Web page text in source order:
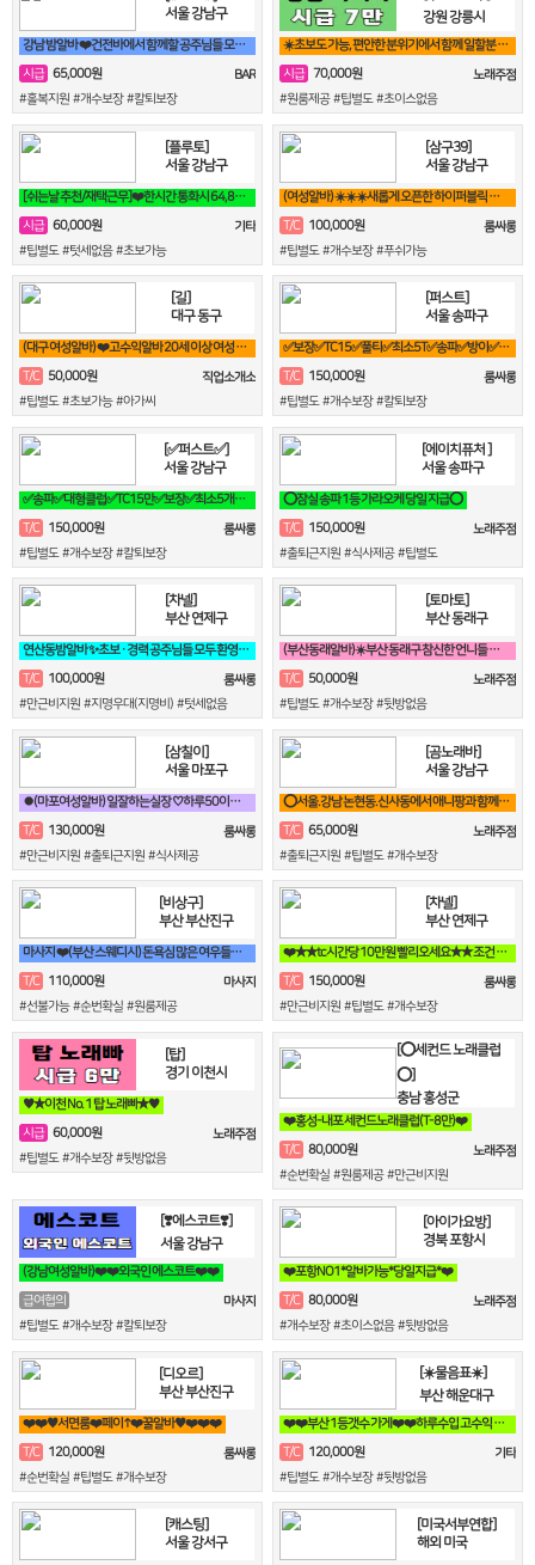
서울 강남구
강남 밤알바 ❤️건전바에서 함께할 공주님들 모집합니다❤️
시급 65,000원
BAR
#홀복지원 #개수보장 #칼퇴보장
강원 강릉시
☀️초보도 가능, 편안한 분위기에서 함께 일할분 찾습니다☀️
시급 70,000원
노래주점
#원룸제공 #팁별도 #초이스없음
[플루토]
서울 강남구
[쉬는날 추천/재택근무]❤️한시간 통화시 64,800원❤️당일지급❤️영상
시급 60,000원
기타
#팁별도 #텃세없음 #초보가능
[삼구39]
서울 강남구
(여성알바) ☀️☀️☀️새롭게 오픈한 하이퍼블릭 샤이니 입니다!!!☀️☀️☀️
T/C
100,000원
룸싸롱
#팁별도 #개수보장 #푸쉬가능
[길]
대구 동구
(대구 여성알바) ❤️고수익알바 20세 이상 여성 누구나 비밀보장❤️
T/C
50,000원
직업소개소
#팁별도 #초보가능 #아가씨
[퍼스트]
서울 송파구
✅보장✅TC15✅풀티✅최소5T✅송파✅방이✅잠실✅석촌✅강남역삼✅선릉
T/C 150,000원
룸싸롱
#팁별도 #개수보장 #칼퇴보장
[✅퍼스트✅]
서울 강남구
✅송파✅대형클럽✅TC15만✅보장✅최소5개✅송파✅방이✅잠실✅석촌✅강남✅역삼
T/C
150,000원
룸싸롱
#팁별도 #개수보장 #칼퇴보장
[에이치퓨처 ]
서울 송파구
⭕잠실 송파 1등 가라오케 당일 지급⭕
T/C
150,000원
노래주점
#출퇴근지원 #식사제공 #팁별도
[차넬]
부산 연제구
연산동밤알바 ✨초보 · 경력 공주님들 모두 환영 연산동 1등업소✨
T/C
100,000원
룸싸롱
#만근비지원 #지명우대(지명비) #텃세없음
[토마토]
부산 동래구
(부산동래알바)☀️부산 동래구 참신한 언니들 구해요☀️
T/C 50,000원
노래주점
#팁별도 #개수보장 #뒷방없음
[삼칠이]
서울 마포구
⏺(마포여성알바) 일잘하는실장 ♡하루50이상♡90분♡당일지급♡훈훈⏺
T/C
130,000원
룸싸롱
#만근비지원 #출퇴근지원 #식사제공
[곰노래바]
서울 강남구
⭕서울.강남 논현동.신사동에서 애니팡과 함께할 가족모집⭕
T/C 65,000원
노래주점
#출퇴근지원 #팁별도 #개수보장
[비상구]
부산 부산진구
마사지 ❤️(부산 스웨디시) 돈욕심 많은 여우들보세요~❤️
T/C
110,000원
마사지
#선불가능 #순번확실 #원룸제공
[차넬]
부산 연제구
❤️★★tc시간당 10만원 빨리오세요★★ 조건 맞춰 드림❤️
T/C 150,000원
룸싸롱
#만근비지원 #팁별도 #개수보장
[탑]
경기 이천시
♥️★이천 No. 1 탑 노래빠★♥️
시급 60,000원
노래주점
#팁별도 #개수보장 #뒷방없음
[⭕세컨드 노래클럽
⭕]
충남 홍성군
❤️홍성-내포 세컨드노래클럽(T-8만)❤️
T/C 80,000원
노래주점
#순번확실 #원룸제공 #만근비지원
[❣️에스코트❣️]
서울 강남구
(강남여성알바)❤️❤️외국인 에스코트❤️❤️
급여협의
마사지
#팁별도 #개수보장 #칼퇴보장
[아이가요방]
경북 포항시
❤️포항NO1*알바가능*당일지급*❤️
T/C 80,000원
노래주점
#개수보장 #초이스없음 #뒷방없음
[디오르]
부산 부산진구
❤️❤️♥서면룸❤️페이↑❤️꿀알바♥❤️❤️❤️
T/C
120,000원
룸싸롱
#순번확실 #팁별도 #개수보장
[☀️물음표☀️]
부산 해운대구
❤️❤️부산 1등갯수 가게❤️❤️하루수입 고수익 가능❤️❤️
T/C 120,000원
기타
#팁별도 #개수보장 #뒷방없음
[캐스팅]
서울 강서구
[미국서부연합]
해외 미국